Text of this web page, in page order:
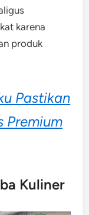
karena
produk
Pastikan
Premium
Kuliner